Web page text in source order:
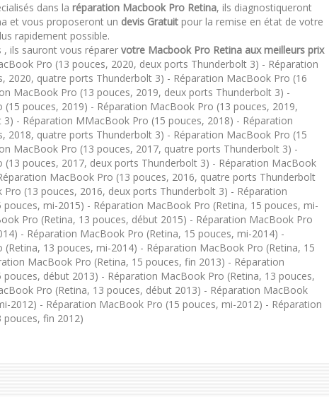
dans la réparation Macbook Pro Retina, ils diagnostiqueront
et vous proposeront un devis Gratuit pour la remise en état de votre
rapidement possible.
, ils sauront vous réparer votre Macbook Pro Retina aux meilleurs prix
Pro (13 pouces, 2020, deux ports Thunderbolt 3) - Réparation
2020, quatre ports Thunderbolt 3) - Réparation MacBook Pro (16
MacBook Pro (13 pouces, 2019, deux ports Thunderbolt 3) -
(15 pouces, 2019) - Réparation MacBook Pro (13 pouces, 2019,
- Réparation MMacBook Pro (15 pouces, 2018) - Réparation
2018, quatre ports Thunderbolt 3) - Réparation MacBook Pro (15
MacBook Pro (13 pouces, 2017, quatre ports Thunderbolt 3) -
(13 pouces, 2017, deux ports Thunderbolt 3) - Réparation MacBook
MacBook Pro (13 pouces, 2016, quatre ports Thunderbolt
(13 pouces, 2016, deux ports Thunderbolt 3) - Réparation
pouces, mi-2015) - Réparation MacBook Pro (Retina, 15 pouces, mi-
Pro (Retina, 13 pouces, début 2015) - Réparation MacBook Pro
- Réparation MacBook Pro (Retina, 15 pouces, mi-2014) -
(Retina, 13 pouces, mi-2014) - Réparation MacBook Pro (Retina, 15
MacBook Pro (Retina, 15 pouces, fin 2013) - Réparation
pouces, début 2013) - Réparation MacBook Pro (Retina, 13 pouces,
Pro (Retina, 13 pouces, début 2013) - Réparation MacBook
2012) - Réparation MacBook Pro (15 pouces, mi-2012) - Réparation
pouces, fin 2012)